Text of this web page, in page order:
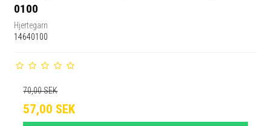
0100
Hjertegarn
14640100
70,00 SEK
57,00 SEK